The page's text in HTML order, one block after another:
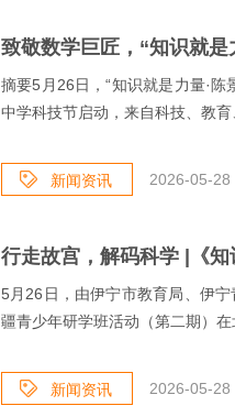
摘要5月26日，“知识就是力量·
中学科技节启动，来自科技、教
新闻资讯 2026-05-28
5月26日，由伊宁市教育局、伊宁
疆青少年研学班活动（第二期）
新闻资讯 2026-05-28